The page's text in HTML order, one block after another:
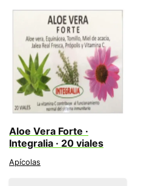
Aloe Vera Forte ·
Integralia · 20 viales
Apícolas